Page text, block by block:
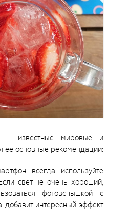
— известные мировые и
ее основные рекомендации:
всегда используйте
свет не очень хороший,
фотовспышкой с
интересный эффект